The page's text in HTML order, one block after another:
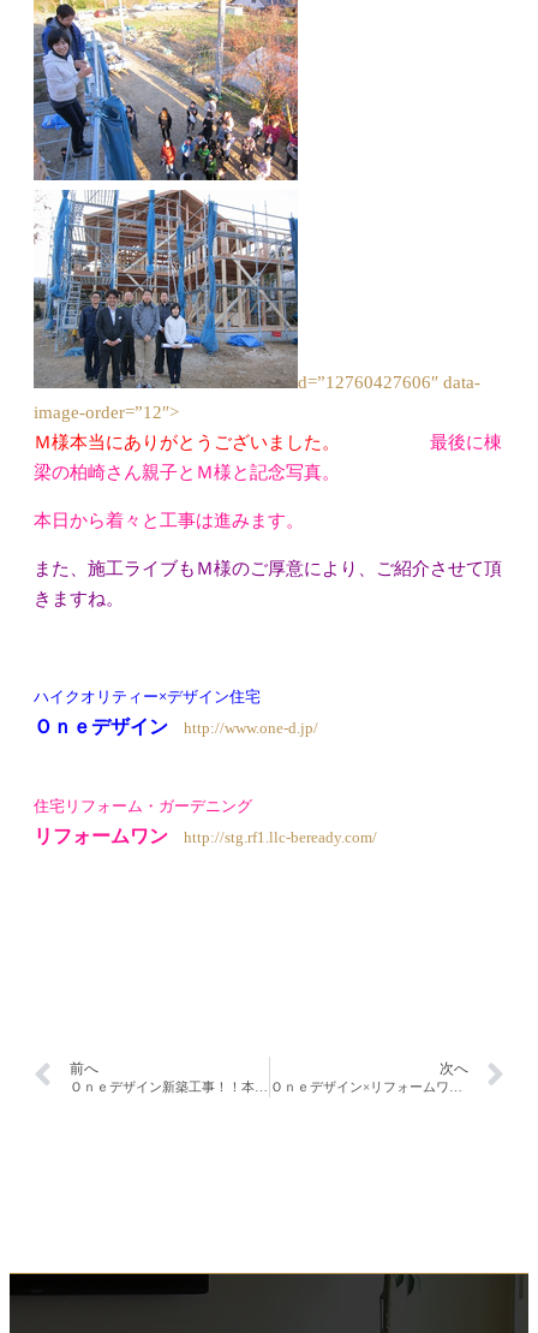
d=”12760427606″ data-
image-order=”12″>
Ｍ様本当にありがとうございました。
最後に棟
梁の柏崎さん親子とＭ様と記念写真。
本日から着々と工事は進みます。
また、施工ライブもＭ様のご厚意により、ご紹介させて頂
きますね。
ハイクオリティー×デザイン住宅
Ｏｎｅデザイン http://www.one-d.jp/
住宅リフォーム・ガーデニング
リフォームワン http://stg.rf1.llc-beready.com/
前へ 次へ